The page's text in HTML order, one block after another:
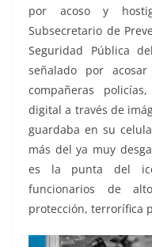
por acoso y
Subsecretario de
Seguridad Pública
señalado por
compañeras
digital a través de
guardaba en su
más del ya muy
es la punta del
funcionarios de
protección, terrorífica